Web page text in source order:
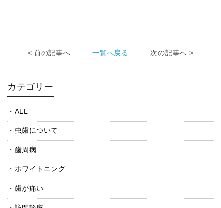
< 前の記事へ 一覧へ戻る 次の記事へ >
カテゴリー
ALL
虫歯について
歯周病
ホワイトニング
歯が痛い